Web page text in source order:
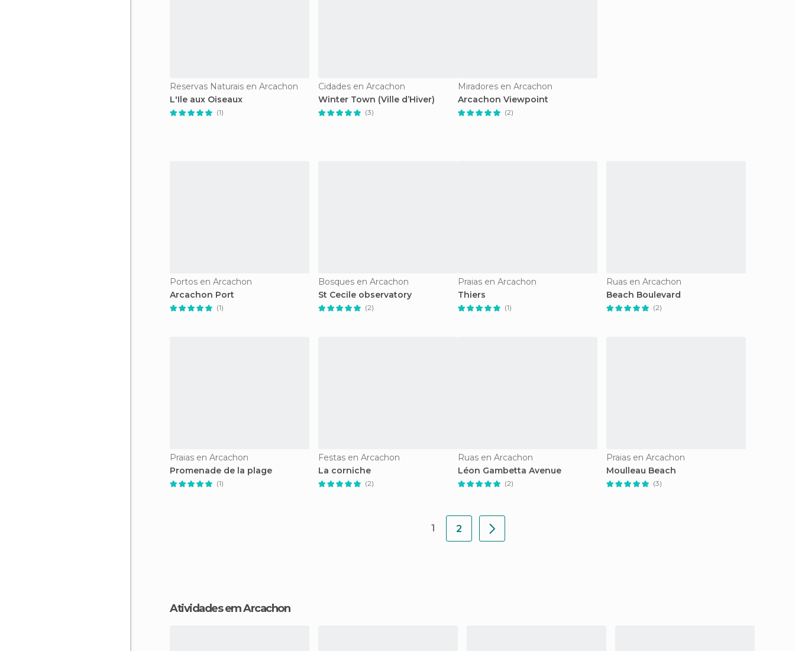
Reservas Naturais en Arcachon
L'Ile aux Oiseaux
(1)
Cidades en Arcachon
Winter Town (Ville d’Hiver)
(3)
Miradores en Arcachon
Arcachon Viewpoint
(2)
Portos en Arcachon
Arcachon Port
(1)
Bosques en Arcachon
St Cecile observatory
(2)
Praias en Arcachon
Thiers
(1)
Ruas en Arcachon
Beach Boulevard
(2)
Praias en Arcachon
Promenade de la plage
(1)
Festas en Arcachon
La corniche
(2)
Ruas en Arcachon
Léon Gambetta Avenue
(2)
Praias en Arcachon
Moulleau Beach
(3)
1 2
Atividades em Arcachon